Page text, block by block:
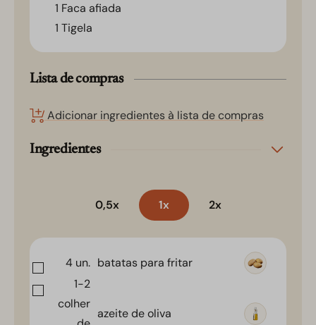
1 Faca afiada
1 Tigela
Lista de compras
Adicionar ingredientes à lista de compras
Ingredientes
0,5x 1x 2x
4 un. batatas para fritar
1-2
colher
azeite de oliva